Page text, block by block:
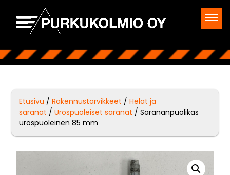
Etusivu /Rakennustarvikkeet /Helat ja
saranat /Urospuoleiset saranat / Sarananpuolikas
urospuoleinen 85 mm